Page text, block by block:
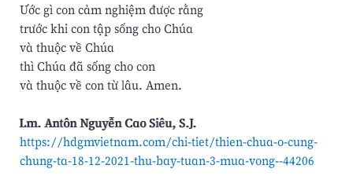
Ước gì con cảm nghiệm được rằng
trước khi con tập sống cho Chúa
và thuộc về Chúa
thì Chúa đã sống cho con
và thuộc về con từ lâu. Amen.
Lm. Antôn Nguyễn Cao Siêu, S.J.
https://hdgmvietnam.com/chi-tiet/thien-chua-o-cung-
chung-ta-18-12-2021-thu-bay-tuan-3-mua-vong--44206